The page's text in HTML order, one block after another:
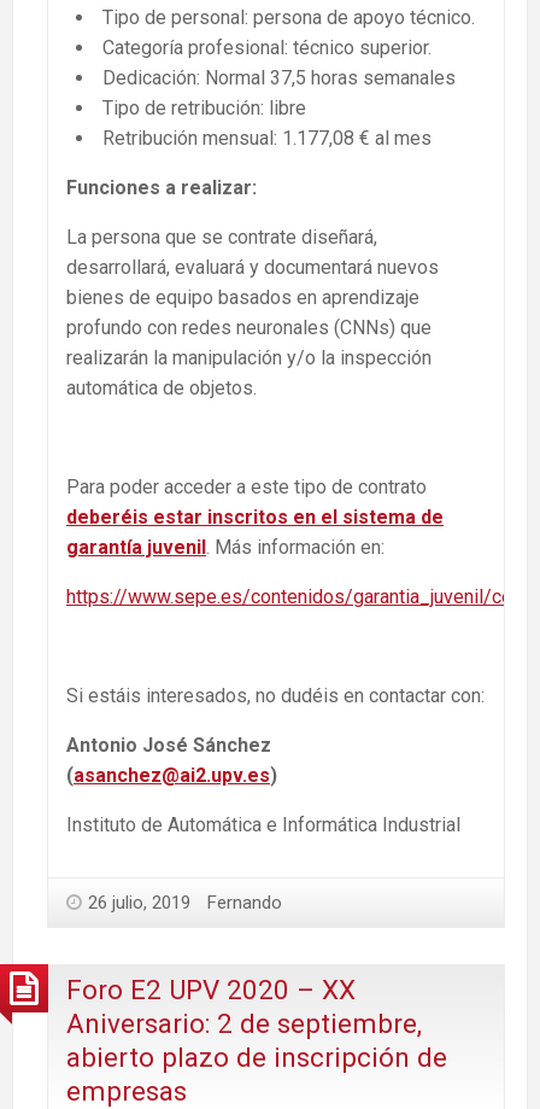
Tipo de personal: persona de apoyo técnico.
Categoría profesional: técnico superior.
Dedicación: Normal 37,5 horas semanales
Tipo de retribución: libre
Retribución mensual: 1.177,08 € al mes
Funciones a realizar:
La persona que se contrate diseñará,
desarrollará, evaluará y documentará nuevos
bienes de equipo basados en aprendizaje
profundo con redes neuronales (CNNs) que
realizarán la manipulación y/o la inspección
automática de objetos.
Para poder acceder a este tipo de contrato
deberéis estar inscritos en el sistema de
garantía juvenil. Más información en:
https://www.sepe.es/contenidos/garantia_juvenil/
Si estáis interesados, no dudéis en contactar con:
Antonio José Sánchez
(asanchez@ai2.upv.es)
Instituto de Automática e Informática Industrial
26 julio, 2019 Fernando
Foro E2 UPV 2020 – XX
Aniversario: 2 de septiembre,
abierto plazo de inscripción de
empresas